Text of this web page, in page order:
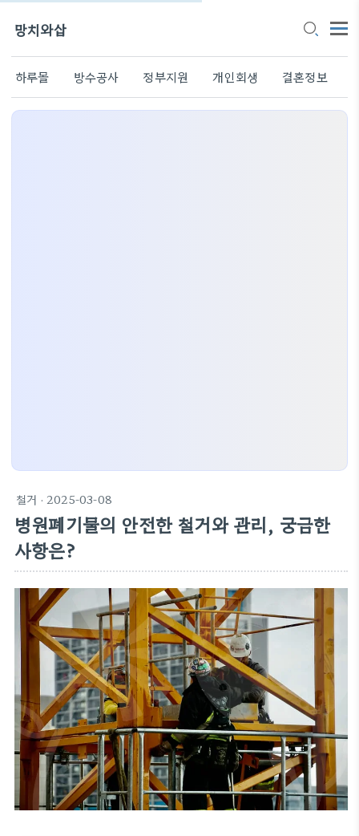
망치와삽
하루몰 방수공사 정부지원 개인회생 결혼정보
철거 · 2025-03-08
병원폐기물의 안전한 철거와 관리, 궁금한
사항은?